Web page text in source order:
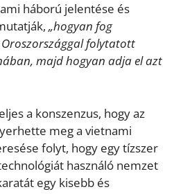
háború jelentése és
„hogyan fog
folytatott
majd hogyan adja el azt
a konszenzus, hogy az
meg a vietnami
folyt, hogy egy tízszer
használó nemzet
egy kisebb és